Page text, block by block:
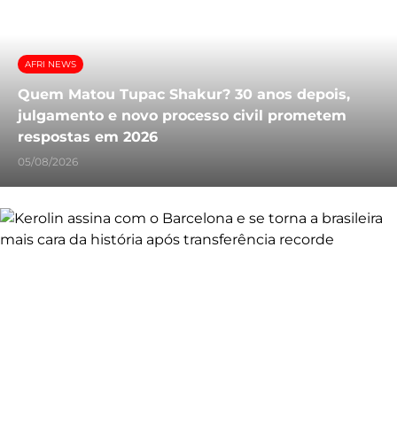
AFRI NEWS
Quem Matou Tupac Shakur? 30 anos depois,
julgamento e novo processo civil prometem
respostas em 2026
05/08/2026